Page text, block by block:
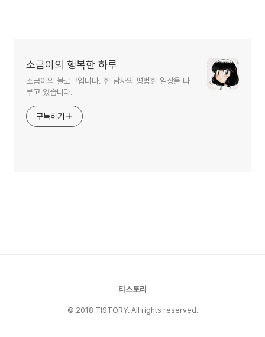
소금이의 행복한 하루
소금이의 블로그입니다. 한 남자의 평범한 일상을 다
루고 있습니다.
구독하기
티스토리
© 2018 TISTORY. All rights reserved.